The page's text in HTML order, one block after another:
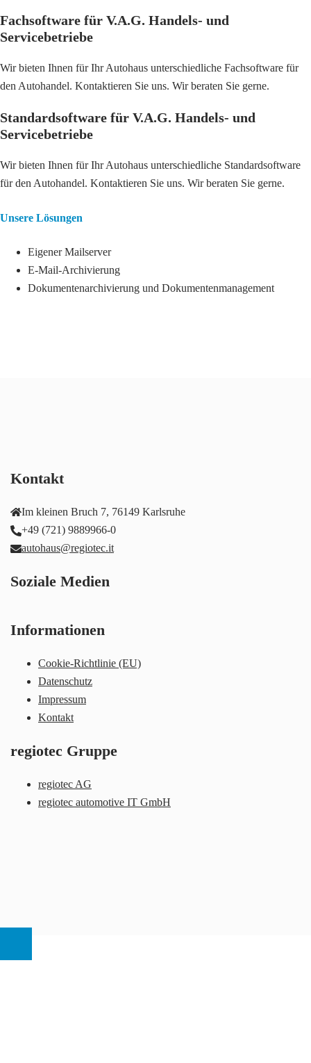
Fachsoftware für V.A.G. Handels- und
Servicebetriebe
Wir bieten Ihnen für Ihr Autohaus unterschiedliche Fachsoftware für
den Autohandel. Kontaktieren Sie uns. Wir beraten Sie gerne.
Standardsoftware für V.A.G. Handels- und
Servicebetriebe
Wir bieten Ihnen für Ihr Autohaus unterschiedliche Standardsoftware
für den Autohandel. Kontaktieren Sie uns. Wir beraten Sie gerne.
Unsere Lösungen
Eigener Mailserver
E-Mail-Archivierung
Dokumentenarchivierung und Dokumentenmanagement
Kontakt
Im kleinen Bruch 7, 76149 Karlsruhe
+49 (721) 9889966-0
autohaus@regiotec.it
Soziale Medien
Informationen
Cookie-Richtlinie (EU)
Datenschutz
Impressum
Kontakt
regiotec Gruppe
regiotec AG
regiotec automotive IT GmbH